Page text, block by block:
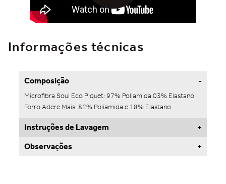
Informações técnicas
Composição
Microfibra Soul Eco Piquet: 97% Poliamida 03% Elastano
Forro Adere Mais: 82% Poliamida e 18% Elastano
Instruções de Lavagem
Observações